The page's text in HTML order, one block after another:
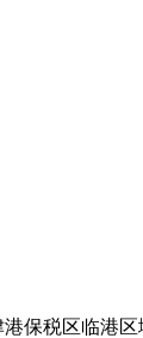
税区临港